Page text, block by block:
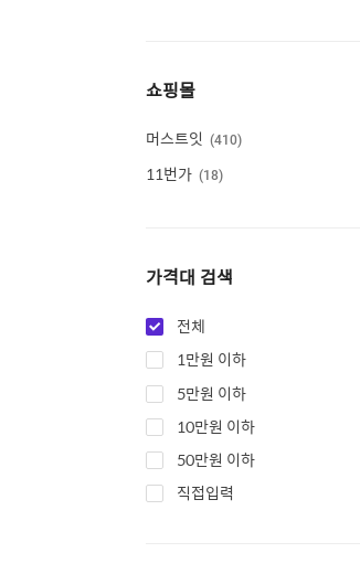
쇼핑몰
머스트잇 410
11번가 18
가격대 검색
전체
1만원 이하
5만원 이하
10만원 이하
50만원 이하
직접입력